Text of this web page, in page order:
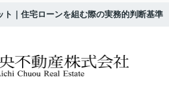
｜住宅ローンを組む際の実務的判断基準